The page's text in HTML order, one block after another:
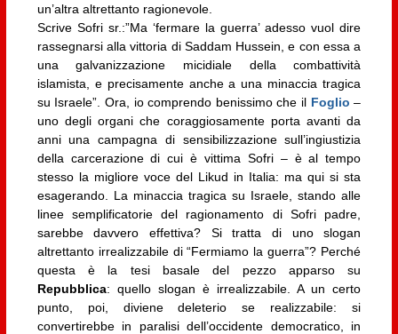
un’altra altrettanto ragionevole.
Scrive Sofri sr.:”Ma ‘fermare la guerra’ adesso vuol dire
rassegnarsi alla vittoria di Saddam Hussein, e con essa a
una galvanizzazione micidiale della combattività
islamista, e precisamente anche a una minaccia tragica
su Israele”. Ora, io comprendo benissimo che il Foglio–
uno degli organi che coraggiosamente porta avanti da
anni una campagna di sensibilizzazione sull’ingiustizia
della carcerazione di cui è vittima Sofri – è al tempo
stesso la migliore voce del Likud in Italia: ma qui si sta
esagerando. La minaccia tragica su Israele, stando alle
linee semplificatorie del ragionamento di Sofri padre,
sarebbe davvero effettiva? Si tratta di uno slogan
altrettanto irrealizzabile di “Fermiamo la guerra”? Perché
questa è la tesi basale del pezzo apparso su
Repubblica: quello slogan è irrealizzabile. A un certo
punto, poi, diviene deleterio se realizzabile: si
convertirebbe in paralisi dell’occidente democratico, in